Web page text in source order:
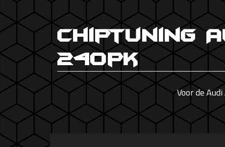
Chiptuning
240pk
Voor de